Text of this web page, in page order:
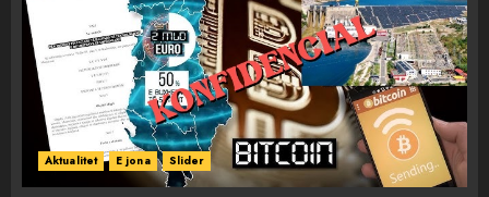
Aktualitet E jona Slider